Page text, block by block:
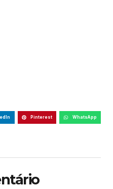
Pinterest WhatsApp